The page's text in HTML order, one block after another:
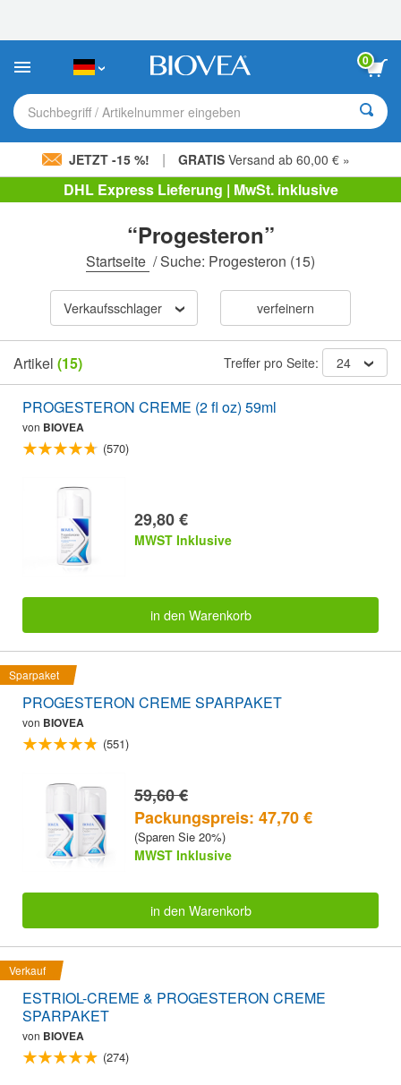
Sie:
Website
ein
Barrierefreiheitssystem.
0
Suchbegriff / Artikelnummer eingeben
JETZT -15 %! | GRATIS Versand ab 60,00 € »
DHL Express Lieferung | MwSt. inklusive
“Progesteron”
Startseite /Suche: Progesteron (15)
Verkaufsschlager verfeinern
Artikel (15) Treffer pro Seite: 24
PROGESTERON CREME (2 fl oz) 59ml
von BIOVEA
(570)
29,80 €
MWST Inklusive
in den Warenkorb
Sparpaket
PROGESTERON CREME SPARPAKET
von BIOVEA
(551)
59,60 €
Packungspreis: 47,70 €
(Sparen Sie 20%)
MWST Inklusive
in den Warenkorb
Verkauf
ESTRIOL-CREME & PROGESTERON CREME
SPARPAKET
von BIOVEA
(274)